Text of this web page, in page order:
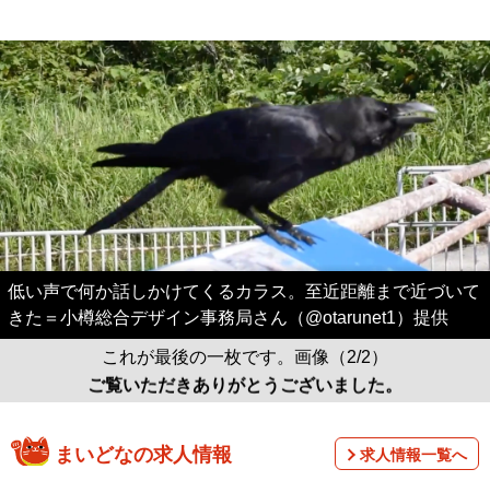
低い声で何か話しかけてくるカラス。至近距離まで近づいて
きた＝小樽総合デザイン事務局さん（@otarunet1）提供
これが最後の一枚です。画像（2/2）
ご覧いただきありがとうございました。
まいどなの求人情報 求人情報一覧へ